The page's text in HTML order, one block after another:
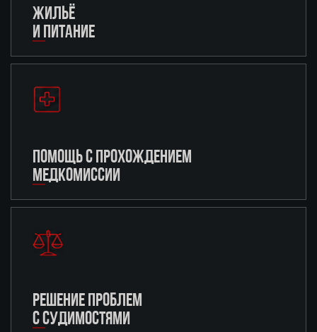
ЖИЛЬЁ
И ПИТАНИЕ
ПОМОЩЬ С ПРОХОЖДЕНИЕМ
МЕДКОМИССИИ
РЕШЕНИЕ ПРОБЛЕМ
С СУДИМОСТЯМИ